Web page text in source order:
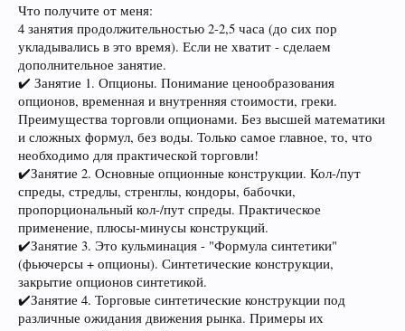
Что получите от меня:
4 занятия продолжительностью 2-2,5 часа (до сих пор
укладывались в это время). Если не хватит - сделаем
дополнительное занятие.
✔️ Занятие 1. Опционы. Понимание ценообразования
опционов, временная и внутренняя стоимости, греки.
Преимущества торговли опционами. Без высшей математики
и сложных формул, без воды. Только самое главное, то, что
необходимо для практической торговли!
✔️Занятие 2. Основные опционные конструкции. Кол-/пут
спреды, стредлы, стренглы, кондоры, бабочки,
пропорциональный кол-/пут спреды. Практическое
применение, плюсы-минусы конструкций.
✔️Занятие 3. Это кульминация - "Формула синтетики"
(фьючерсы + опционы). Синтетические конструкции,
закрытие опционов синтетикой.
✔️Занятие 4. Торговые синтетические конструкции под
различные ожидания движения рынка. Примеры их